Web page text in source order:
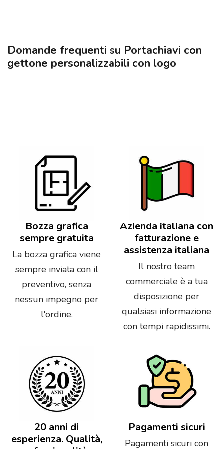
Domande frequenti su Portachiavi con
gettone personalizzabili con logo
Bozza grafica
sempre gratuita
La bozza grafica viene
sempre inviata con il
preventivo, senza
nessun impegno per
l'ordine.
Azienda italiana con
fatturazione e
assistenza italiana
Il nostro team
commerciale è a tua
disposizione per
qualsiasi informazione
con tempi rapidissimi.
20 anni di
esperienza. Qualità,
Pagamenti sicuri
Pagamenti sicuri con